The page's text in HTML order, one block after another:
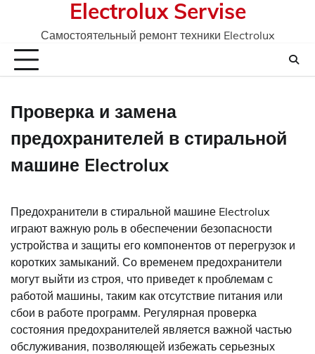
Electrolux Servise
Самостоятельный ремонт техники Electrolux
Проверка и замена
предохранителей в стиральной
машине Electrolux
Предохранители в стиральной машине Electrolux
играют важную роль в обеспечении безопасности
устройства и защиты его компонентов от перегрузок и
коротких замыканий. Со временем предохранители
могут выйти из строя, что приведет к проблемам с
работой машины, таким как отсутствие питания или
сбои в работе программ. Регулярная проверка
состояния предохранителей является важной частью
обслуживания, позволяющей избежать серьезных